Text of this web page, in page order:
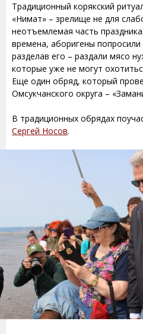
Традиционный корякский
«Нимат» – зрелище не для
неотъемлемая часть
времена, аборигены
разделав его – раздали мясо
которые уже не могут
Еще один обряд, который
Омсукчанского округа –
В традиционных обрядах
Сергей Носов.